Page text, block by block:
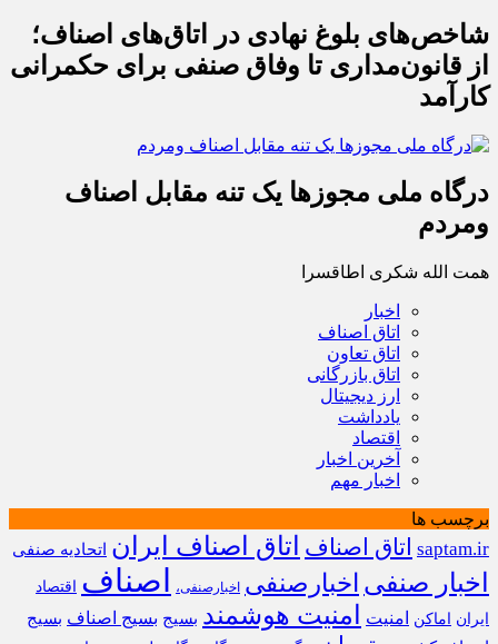
شاخص‌های بلوغ نهادی در اتاق‌های اصناف؛
از قانون‌مداری تا وفاق صنفی برای حکمرانی
کارآمد
درگاه ملی مجوزها یک تنه مقابل اصناف
ومردم
همت الله شکری اطاقسرا
اخبار
اتاق اصناف
اتاق تعاون
اتاق بازرگانی
ارز دیجیتال
یادداشت
اقتصاد
آخرین اخبار
اخبار مهم
برچسب ها
saptam.ir اتاق اصناف اتاق اصناف ایران اتحادیه صنفی
اخبار صنفی اخبارصنفی اخبارصنفی، اصناف
اقتصاد
ایران
اماکن امنیت امنیت هوشمند بسیج بسیج اصناف بسیج